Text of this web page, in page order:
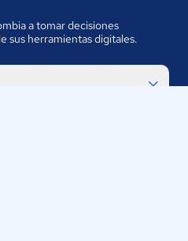
a tomar decisiones
sus herramientas digitales.